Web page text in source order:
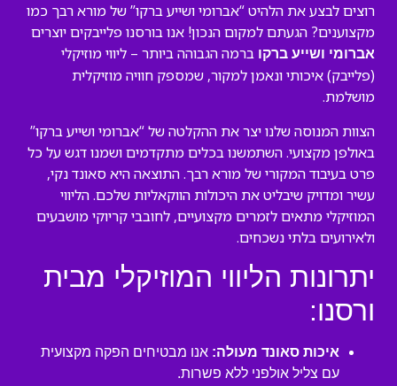
רוצים לבצע את הלהיט “אברומי ושייע ברקו” של מורא רבך כמו
מקצוענים? הגעתם למקום הנכון! אנו בורסנו פלייבקים יוצרים
אברומי ושייע ברקו ברמה הגבוהה ביותר – ליווי מוזיקלי
(פלייבק) איכותי ונאמן למקור, שמספק חוויה מוזיקלית
מושלמת.
הצוות המנוסה שלנו יצר את ההקלטה של “אברומי ושייע ברקו”
באולפן מקצועי. השתמשנו בכלים מתקדמים ושמנו דגש על כל
פרט בעיבוד המקורי של מורא רבך. התוצאה היא סאונד נקי,
עשיר ומדויק שיבליט את היכולות הווקאליות שלכם. הליווי
המוזיקלי מתאים לזמרים מקצועיים, לחובבי קריוקי מושבעים
ולאירועים בלתי נשכחים.
יתרונות הליווי המוזיקלי מבית
ורסנו:
איכות סאונד מעולה: אנו מבטיחים הפקה מקצועית
עם צליל אולפני ללא פשרות.